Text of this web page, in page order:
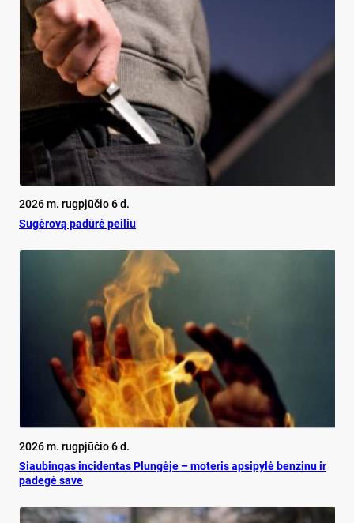
2026 m. rugpjūčio 6 d.
Su­gė­ro­vą pa­dū­rė pei­liu
2026 m. rugpjūčio 6 d.
Siau­bin­gas in­ci­den­tas Plun­gė­je – mo­te­ris ap­si­py­lė ben­zi­nu ir
pa­de­gė sa­ve